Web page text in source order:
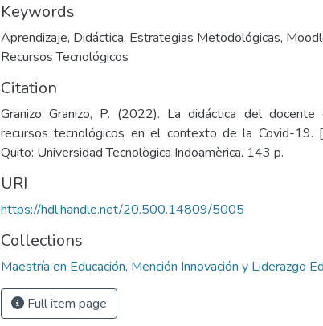
Keywords
Aprendizaje, Didáctica, Estrategias Metodológicas,
Recursos Tecnológicos
Citation
Granizo Granizo, P. (2022). La didáctica del
recursos tecnológicos en el contexto de la Covid-19.
Quito: Universidad Tecnològica Indoamèrica. 143 p.
URI
https://hdl.handle.net/20.500.14809/5005
Collections
Maestría en Educación, Mención Innovación y Liderazgo
Full item page